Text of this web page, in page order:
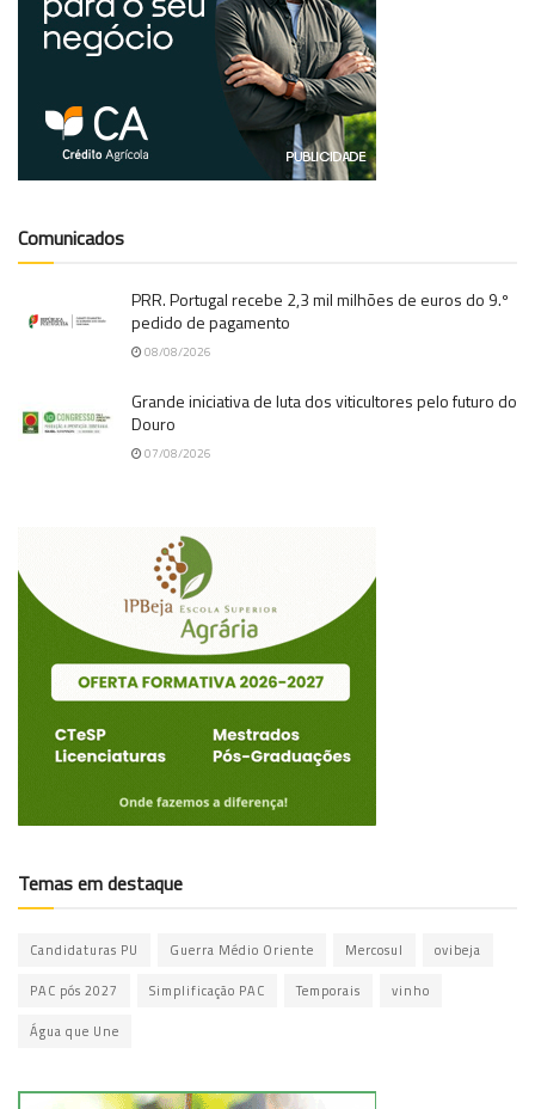
Comunicados
PRR. Portugal recebe 2,3 mil milhões de euros do 9.º
pedido de pagamento
08/08/2026
Grande iniciativa de luta dos viticultores pelo futuro do
Douro
07/08/2026
Temas em destaque
Candidaturas PU Guerra Médio Oriente Mercosul ovibeja
PAC pós 2027 Simplificação PAC Temporais vinho
Água que Une